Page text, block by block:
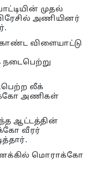
முதல்
அணியினர்
விளையாட்டு
லீக்
அணிகள்
ஆட்டத்தின்
வீரர்
மொராக்கோ